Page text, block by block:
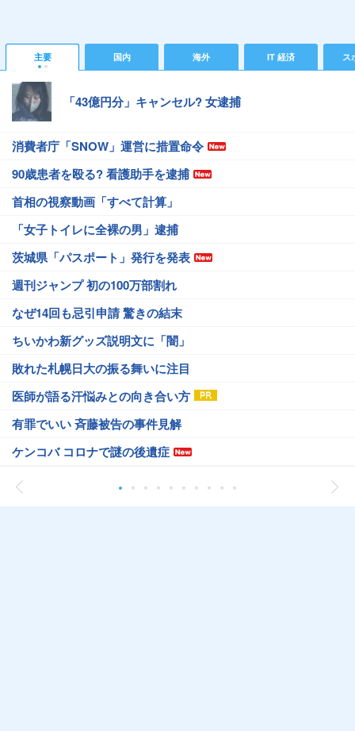
主要 国内 海外 IT 経済 ス
「43億円分」キャンセル? 女逮捕
消費者庁「SNOW」運営に措置命令
90歳患者を殴る? 看護助手を逮捕
首相の視察動画「すべて計算」
「女子トイレに全裸の男」逮捕
茨城県「パスポート」発行を発表
週刊ジャンプ 初の100万部割れ
なぜ14回も忌引申請 驚きの結末
ちいかわ新グッズ説明文に「闇」
敗れた札幌日大の振る舞いに注目
医師が語る汗悩みとの向き合い方
有罪でいい 斉藤被告の事件見解
ケンコバ コロナで謎の後遺症